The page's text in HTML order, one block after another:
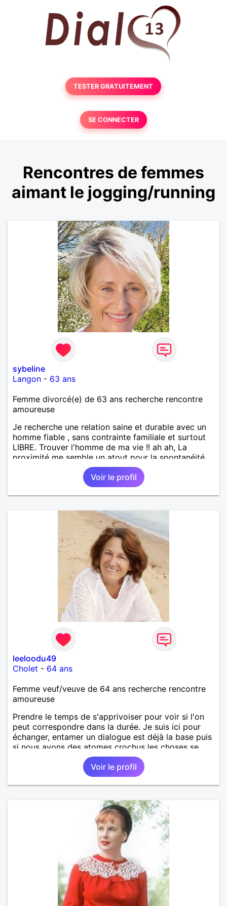
TESTER GRATUITEMENT
SE CONNECTER
Rencontres de femmes
aimant le jogging/running
sybeline
Langon - 63 ans
Femme divorcé(e) de 63 ans recherche rencontre
amoureuse
Je recherche une relation saine et durable avec un
homme fiable , sans contrainte familiale et surtout
LIBRE. Trouver l'homme de ma vie !! ah ah, La
proximité me semble un atout pour la spontanéité
de la relation !! A bon entendeur !
Voir le profil
leeloodu49
Cholet - 64 ans
Femme veuf/veuve de 64 ans recherche rencontre
amoureuse
Prendre le temps de s'apprivoiser pour voir si l'on
peut correspondre dans la durée. Je suis ici pour
échanger, entamer un dialogue est déjà la base puis
si nous avons des atomes crochus les choses se
mettrons en place petit à petit normalement.
Voir le profil